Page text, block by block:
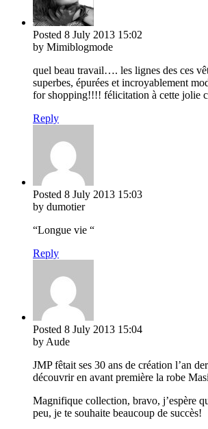
Posted 8 July 2013 15:02
by Mimiblogmode
quel beau travail…. les lignes des ces
superbes, épurées et incroyablement
for shopping!!!! félicitation à cette jolie
Reply
Posted 8 July 2013 15:03
by dumotier
“Longue vie “
Reply
Posted 8 July 2013 15:04
by Aude
JMP fêtait ses 30 ans de création l’an
découvrir en avant première la robe
Magnifique collection, bravo, j’espère
peu, je te souhaite beaucoup de succès!